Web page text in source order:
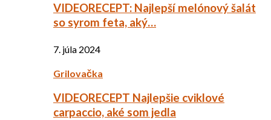
VIDEORECEPT: Najlepší melónový šalát
so syrom feta, aký…
7. júla 2024
Grilovačka
VIDEORECEPT Najlepšie cviklové
carpaccio, aké som jedla